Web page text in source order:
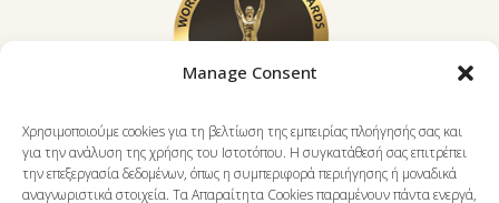
Manage Consent
Χρησιμοποιούμε cookies για τη βελτίωση της εμπειρίας πλοήγησής σας και
για την ανάλυση της χρήσης του Ιστοτόπου. Η συγκατάθεσή σας επιτρέπει
την επεξεργασία δεδομένων, όπως η συμπεριφορά περιήγησης ή μοναδικά
αναγνωριστικά στοιχεία. Τα Απαραίτητα Cookies παραμένουν πάντα ενεργά,